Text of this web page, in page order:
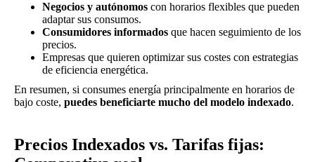
Negocios y autónomos con horarios flexibles que pueden
adaptar sus consumos.
Consumidores informados que hacen seguimiento de los
precios.
Empresas que quieren optimizar sus costes con estrategias
de eficiencia energética.
En resumen, si consumes energía principalmente en horarios de
bajo coste, puedes beneficiarte mucho del modelo indexado.
Precios Indexados vs. Tarifas fijas: